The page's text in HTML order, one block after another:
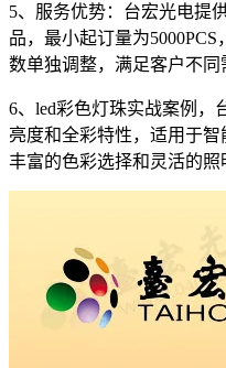
5、服务优势：台宏光电提
品，最小起订量为
数单独调整，满足客户不同
6、led彩色灯珠实战案例，
亮度和全彩特性，适用于
丰富的色彩选择和灵活的照